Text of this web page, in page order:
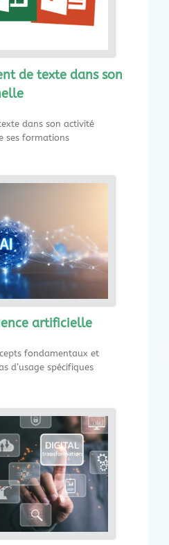
de texte dans son
dans son activité
ses formations
artificielle
fondamentaux et
d’usage spécifiques